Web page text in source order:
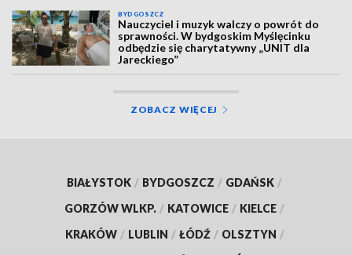
BYDGOSZCZ
Nauczyciel i muzyk walczy o powrót do
sprawności. W bydgoskim Myślęcinku
odbędzie się charytatywny „UNIT dla
Jareckiego”
ZOBACZ WIĘCEJ
BIAŁYSTOK / BYDGOSZCZ / GDAŃSK /
GORZÓW WLKP. / KATOWICE / KIELCE /
KRAKÓW / LUBLIN / ŁÓDŹ / OLSZTYN /